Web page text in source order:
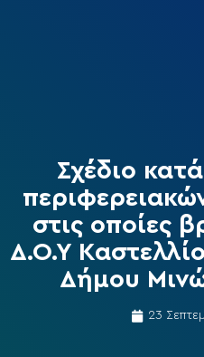
Σχέδιο
στις οποίες
Δ.Ο.Υ
Δήμου
23